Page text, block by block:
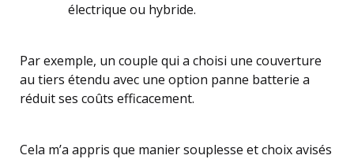
électrique ou hybride.
Par exemple, un couple qui a choisi une couverture
au tiers étendu avec une option panne batterie a
réduit ses coûts efficacement.
Cela m’a appris que manier souplesse et choix avisés